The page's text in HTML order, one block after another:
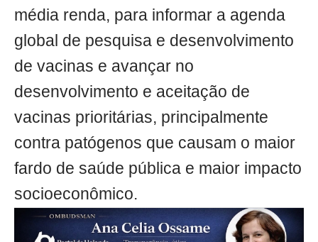
média renda, para informar a agenda
global de pesquisa e desenvolvimento
de vacinas e avançar no
desenvolvimento e aceitação de
vacinas prioritárias, principalmente
contra patógenos que causam o maior
fardo de saúde pública e maior impacto
socioeconômico.